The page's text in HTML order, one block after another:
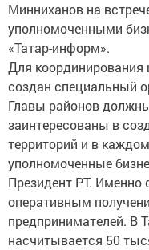
Минниханов на
уполномоченными
«Татар-информ».
Для координирования
создан специальный
Главы районов
заинтересованы в
территорий и в
уполномоченные
Президент РТ. Именно
оперативным
предпринимателей. В
насчитывается 50